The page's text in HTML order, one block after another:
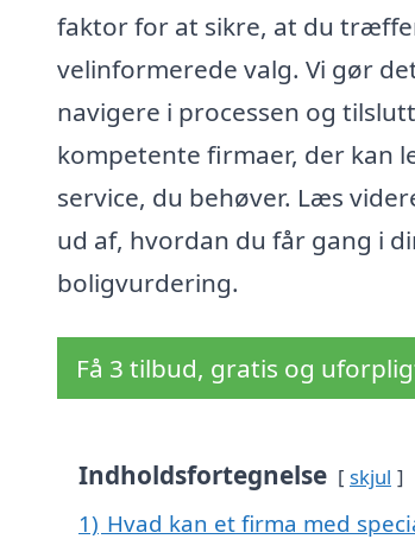
faktor for at sikre, at du
velinformerede valg. Vi gør
navigere i processen og
kompetente firmaer, der kan
service, du behøver. Læs
ud af, hvordan du får gang i
boligvurdering.
Få 3 tilbud, gratis og
Indholdsfortegnelse skjul
1) Hvad kan et firma med